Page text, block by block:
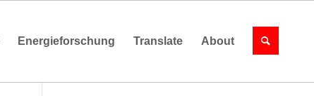
Energieforschung Translate About